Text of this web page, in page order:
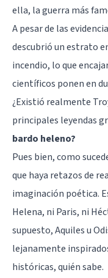
ella, la guerra más
A pesar de las
descubrió un estrato
incendio, lo que
científicos ponen en
¿Existió realmente
principales leyendas
bardo heleno?
Pues bien, como
que haya retazos de
imaginación poética.
Helena, ni Paris, ni
supuesto, Aquiles u
lejanamente
históricas, quién sabe.